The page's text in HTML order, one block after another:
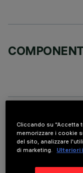
DATI
ULTIMO
Cliccando su “Accetta
memorizzare i cookie
del sito, analizzare
di marketing.
Ulteriori